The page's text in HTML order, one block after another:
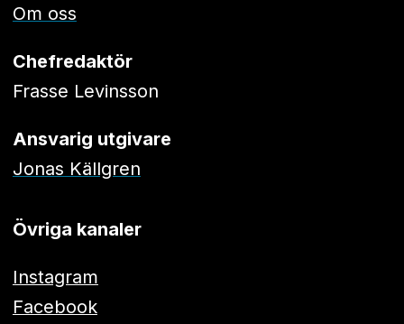
Om oss
Chefredaktör
Frasse Levinsson
Ansvarig utgivare
Jonas Källgren
Övriga kanaler
Instagram
Facebook